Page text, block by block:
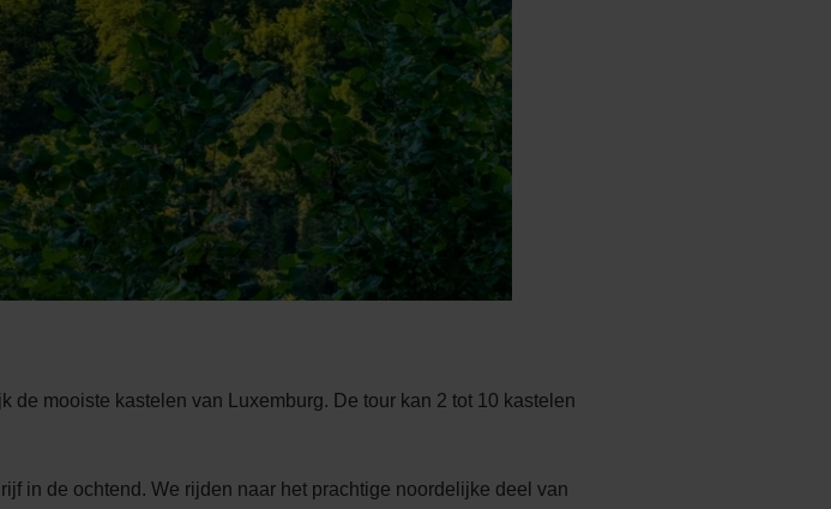
mooiste kastelen van Luxemburg. De tour kan 2 tot 10 kastelen
in de ochtend. We rijden naar het prachtige noordelijke deel van